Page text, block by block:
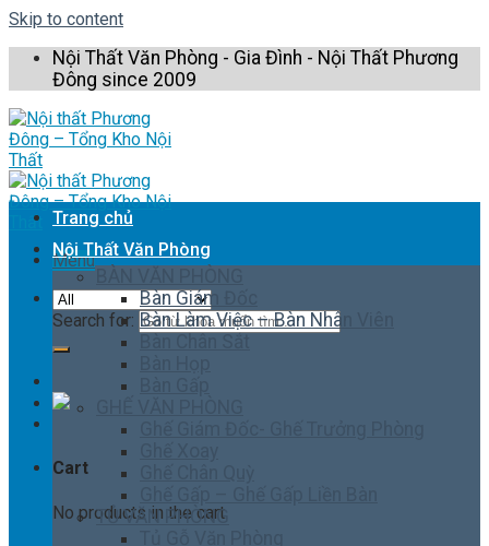
Skip to content
Nội Thất Văn Phòng - Gia Đình - Nội Thất Phương
Đông since 2009
Menu
Search for:
Cart
No products in the cart.
Trang chủ
Nội Thất Văn Phòng
Bàn Giám Đốc
Bàn Làm Việc – Bàn Nhân Viên
TỦ VĂN PHÒNG